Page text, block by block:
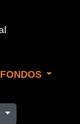
FONDOS